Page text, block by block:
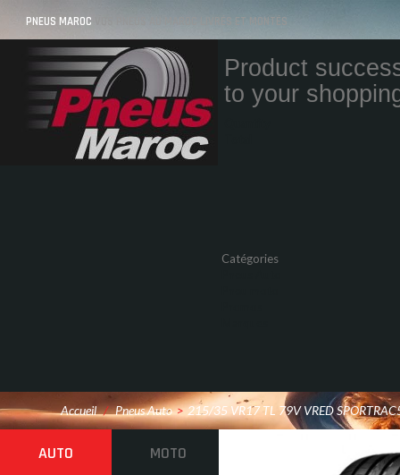
PNEUS MAROC VOS PNEUS AU MAROC LIVRÉS ET MONTÉS
Product
to your
Catégories
Accueil / Pneus Auto > 215/35 VR17 TL 79V VRED
AUTO MOTO